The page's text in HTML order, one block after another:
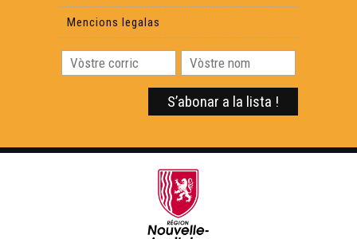
Lo Jaç - Reportatge
Radio Occitania, emission especiala al Bikini -
Massilia Sound System es de retorn ! - Reportatge
Mencions legalas